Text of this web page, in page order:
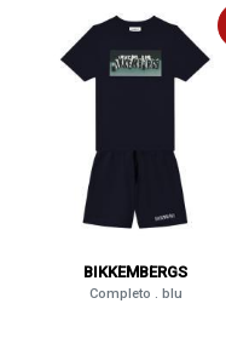
BIKKEMBERGS
Completo . blu